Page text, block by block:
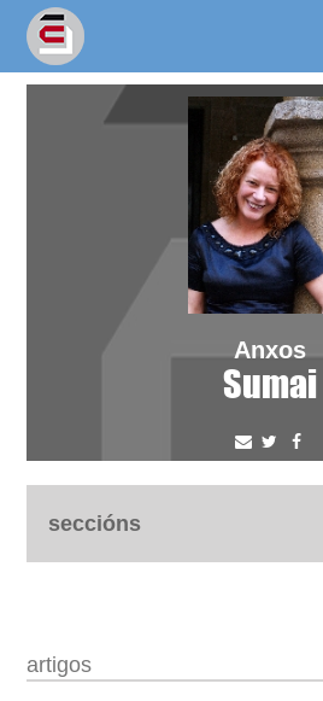
Anxos
Sumai
seccións
obra
artigos